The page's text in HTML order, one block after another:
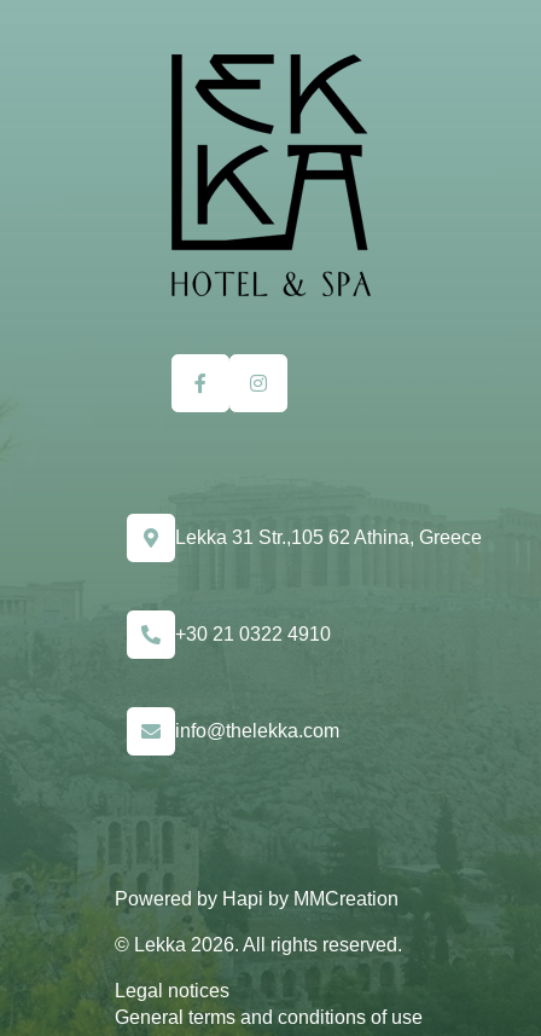
Lekka 31 Str.,105 62 Athina, Greece
+30 21 0322 4910
info@thelekka.com
Powered by Hapi by MMCreation
© Lekka 2026. All rights reserved.
Legal notices
General terms and conditions of use
info@thelekka.com